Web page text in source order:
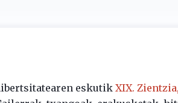
eskutikXIX.